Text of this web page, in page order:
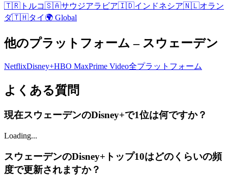
🇹🇷 トルコ🇸🇦サウジアラビア🇮🇩インドネシア🇳🇱オラン
ダ🇹🇭タイ 🌍 Global
他のプラットフォーム – スウェーデン
NetflixDisney+HBO MaxPrime Video全プラットフォーム
よくある質問
現在スウェーデンのDisney+で1位は何ですか？
Loading...
スウェーデンのDisney+トップ10はどのくらいの頻
度で更新されますか？